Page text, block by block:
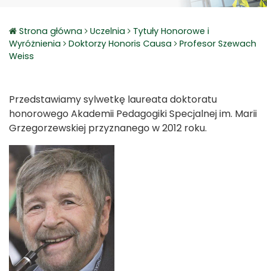
Strona główna Uczelnia
Tytuły Honorowe i
Wyróżnienia
Doktorzy Honoris Causa
Profesor Szewach
Weiss
Przedstawiamy sylwetkę laureata doktoratu
honorowego Akademii Pedagogiki Specjalnej im. Marii
Grzegorzewskiej przyznanego w 2012 roku.